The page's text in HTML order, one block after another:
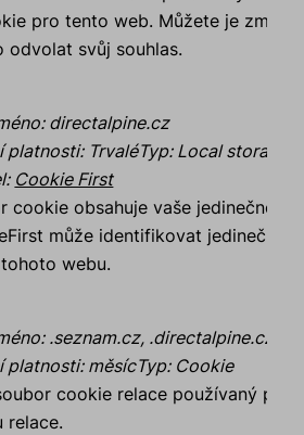
pro tento web. Můžete je změnit
odvolat svůj souhlas.
: directalpine.cz
platnosti: TrvaléTyp: Local storage
: Cookie First
cookie obsahuje vaše jedinečné ID,
může identifikovat jedinečné
webu.
: .seznam.cz, .directalpine.cz
platnosti: měsícTyp: Cookie
cookie relace používaný pro
relace.